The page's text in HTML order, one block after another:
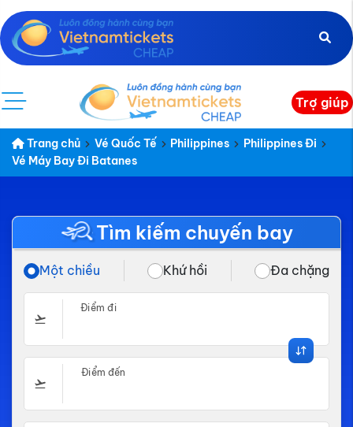
Trợ giúp
Trang chủ Vé Quốc Tế Philippines
Philippines Đi
Vé Máy Bay Đi Batanes
Tìm kiếm chuyến bay
Một chiều Khứ hồi Đa chặng
Điểm đi
Điểm đến